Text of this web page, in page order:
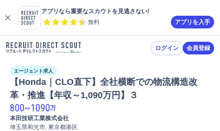
アプリなら重要なスカウトを見逃さない!
無料
アプリを入手
ログイン 会員登録
エージェント求人
【Honda｜CLO直下】全社横断での物流構造改
革・推進【年収～1,090万円】３
800~1090万
本田技研工業株式会社
埼玉県和光市, 東京都港区